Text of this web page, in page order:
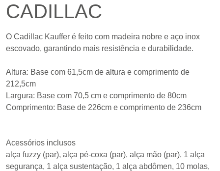
CADILLAC
O Cadillac Kauffer é feito com madeira nobre e aço inox
escovado, garantindo mais resistência e durabilidade.
Altura: Base com 61,5cm de altura e comprimento de
212,5cm
Largura: Base com 70,5 cm e comprimento de 80cm
Comprimento: Base de 226cm e comprimento de 236cm
Acessórios inclusos
alça fuzzy (par), alça pé-coxa (par), alça mão (par), 1 alça
segurança, 1 alça sustentação, 1 alça abdômen, 10 molas,